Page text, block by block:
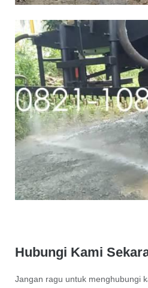
Hubungi Kami
Jangan ragu untuk menghubungi